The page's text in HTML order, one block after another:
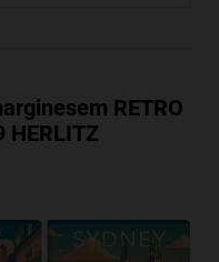
RETRO
HERLITZ